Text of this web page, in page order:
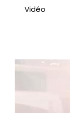
Vidéo